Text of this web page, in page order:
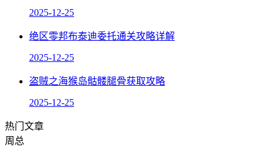
2025-12-25
绝区零邦布泰迪委托通关攻略详解
2025-12-25
盗贼之海猴岛骷髅腿骨获取攻略
2025-12-25
热门文章
周 总